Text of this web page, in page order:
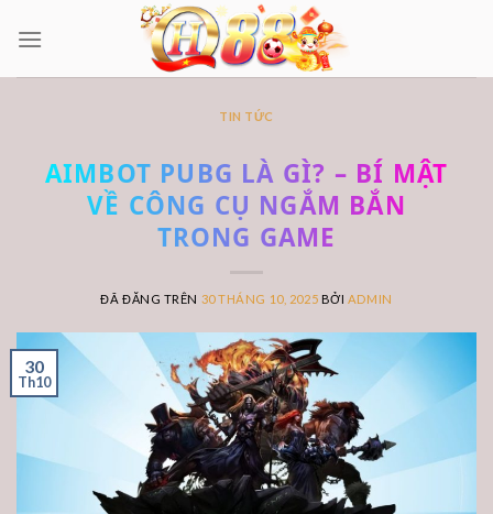
đến
TIN TỨC
AIMBOT PUBG LÀ GÌ? – BÍ MẬT
VỀ CÔNG CỤ NGẮM BẮN
TRONG GAME
ĐÃ ĐĂNG TRÊN 30 THÁNG 10, 2025 BỞI ADMIN
30
Th10